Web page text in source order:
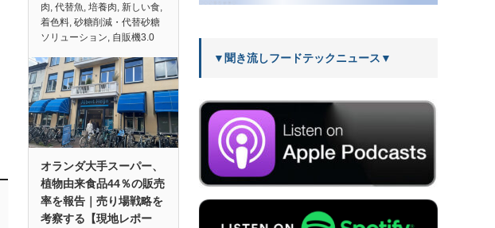
肉, 代替魚, 培養肉, 新しい食,
着色料, 砂糖削減・代替砂糖
ソリューション, 自販機3.0
オランダ大手スーパー、
植物由来食品44％の販売
率を報告｜売り場戦略を
考察する【現地レポー
▼聞き流しフードテックニュース▼